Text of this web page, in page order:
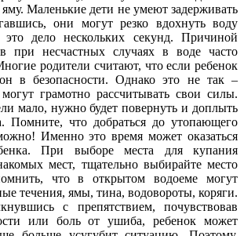
Маленькие дети не умеют задерживать
они могут резко вдохнуть воду
это дело нескольких секунд. Причиной
при несчастных случаях в воде часто
родители считают, что если ребенок
в безопасности. Однако это не так –
грамотно рассчитывать свои силы.
мало, нужно будет повернуть и доплыть
Помните, что добраться до утопающего
Именно это время может оказаться
При выборе места для купания
мест, тщательно выбирайте место
что в открытом водоеме могут
течения, ямы, тина, водовороты, коряги.
с препятствием, почувствовав
или боль от ушиба, ребенок может